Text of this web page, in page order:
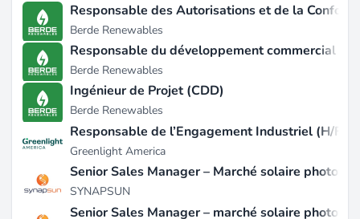
Responsable des Autorisations et de la
Berde Renewables
Responsable du développement commercial
Berde Renewables
Ingénieur de Projet (CDD)
Berde Renewables
Responsable de l’Engagement Industriel (H/F)
Greenlight America
Senior Sales Manager – Marché solaire
SYNAPSUN
Senior Sales Manager – marché solaire